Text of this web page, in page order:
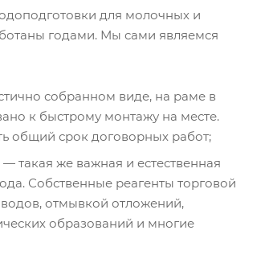
для молочных и
годами. Мы сами являемся
собранном виде, на раме в
к быстрому монтажу на месте.
общий срок договорных работ;
такая же важная и естественная
Собственные реагенты торговой
отмывкой отложений,
образований и многие